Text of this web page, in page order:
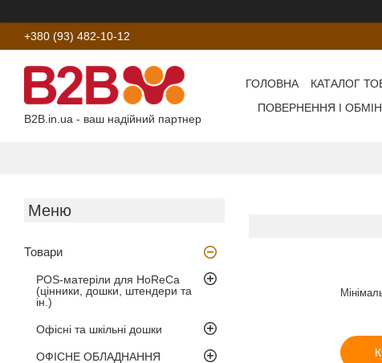
+380 (93) 482-10-12
B2B.in.ua - ваш надійний партнер
ГОЛОВНА КАТАЛОГ
ПОВЕРНЕННЯ І ОБМІН
Товари
POS-матеріли для HoReCa
(цінники, дошки, штендери та
ін.)
Офісні та шкільні дошки
ОФІСНЕ ОБЛАДНАННЯ